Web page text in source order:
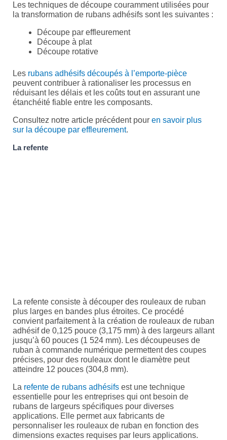
Les techniques de découpe couramment utilisées pour
la transformation de rubans adhésifs sont les suivantes :
Découpe par effleurement
Découpe à plat
Découpe rotative
Les rubans adhésifs découpés à l’emporte-pièce
peuvent contribuer à rationaliser les processus en
réduisant les délais et les coûts tout en assurant une
étanchéité fiable entre les composants.
Consultez notre article précédent pour en savoir plus
sur la découpe par effleurement.
La refente
La refente consiste à découper des rouleaux de ruban
plus larges en bandes plus étroites. Ce procédé
convient parfaitement à la création de rouleaux de ruban
adhésif de 0,125 pouce (3,175 mm) à des largeurs allant
jusqu’à 60 pouces (1 524 mm). Les découpeuses de
ruban à commande numérique permettent des coupes
précises, pour des rouleaux dont le diamètre peut
atteindre 12 pouces (304,8 mm).
La refente de rubans adhésifs est une technique
essentielle pour les entreprises qui ont besoin de
rubans de largeurs spécifiques pour diverses
applications. Elle permet aux fabricants de
personnaliser les rouleaux de ruban en fonction des
dimensions exactes requises par leurs applications.